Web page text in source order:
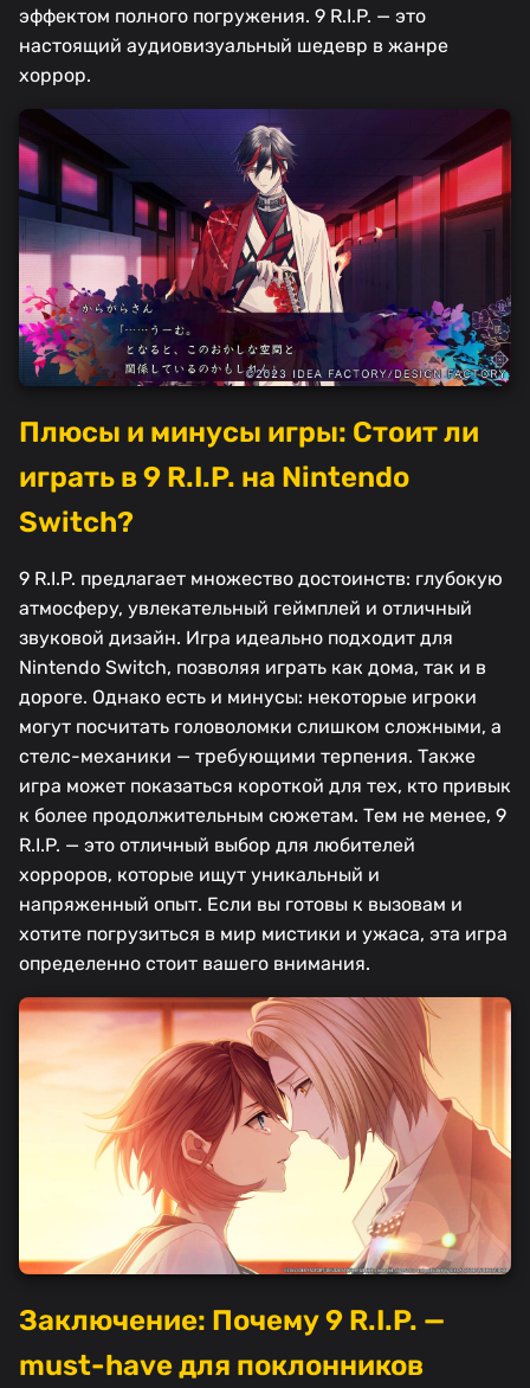
эффектом полного погружения. 9 R.I.P. — это
настоящий аудиовизуальный шедевр в жанре
хоррор.
Плюсы и минусы игры: Стоит ли
играть в 9 R.I.P. на Nintendo
Switch?
9 R.I.P. предлагает множество достоинств: глубокую
атмосферу, увлекательный геймплей и отличный
звуковой дизайн. Игра идеально подходит для
Nintendo Switch, позволяя играть как дома, так и в
дороге. Однако есть и минусы: некоторые игроки
могут посчитать головоломки слишком сложными, а
стелс-механики — требующими терпения. Также
игра может показаться короткой для тех, кто привык
к более продолжительным сюжетам. Тем не менее, 9
R.I.P. — это отличный выбор для любителей
хорроров, которые ищут уникальный и
напряженный опыт. Если вы готовы к вызовам и
хотите погрузиться в мир мистики и ужаса, эта игра
определенно стоит вашего внимания.
Заключение: Почему 9 R.I.P. —
must-have для поклонников